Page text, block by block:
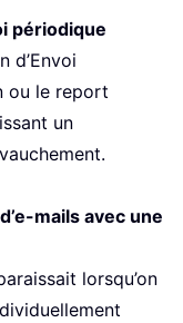
périodique
d’Envoi
ou le report
un
mails avec une
lorsqu’on